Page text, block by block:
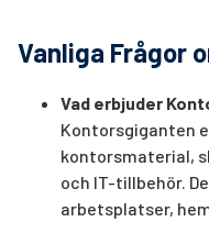
Vanliga Frågor
Vad erbjuder
Kontorsgiganten
kontorsmaterial,
och IT-tillbehör.
arbetsplatser,